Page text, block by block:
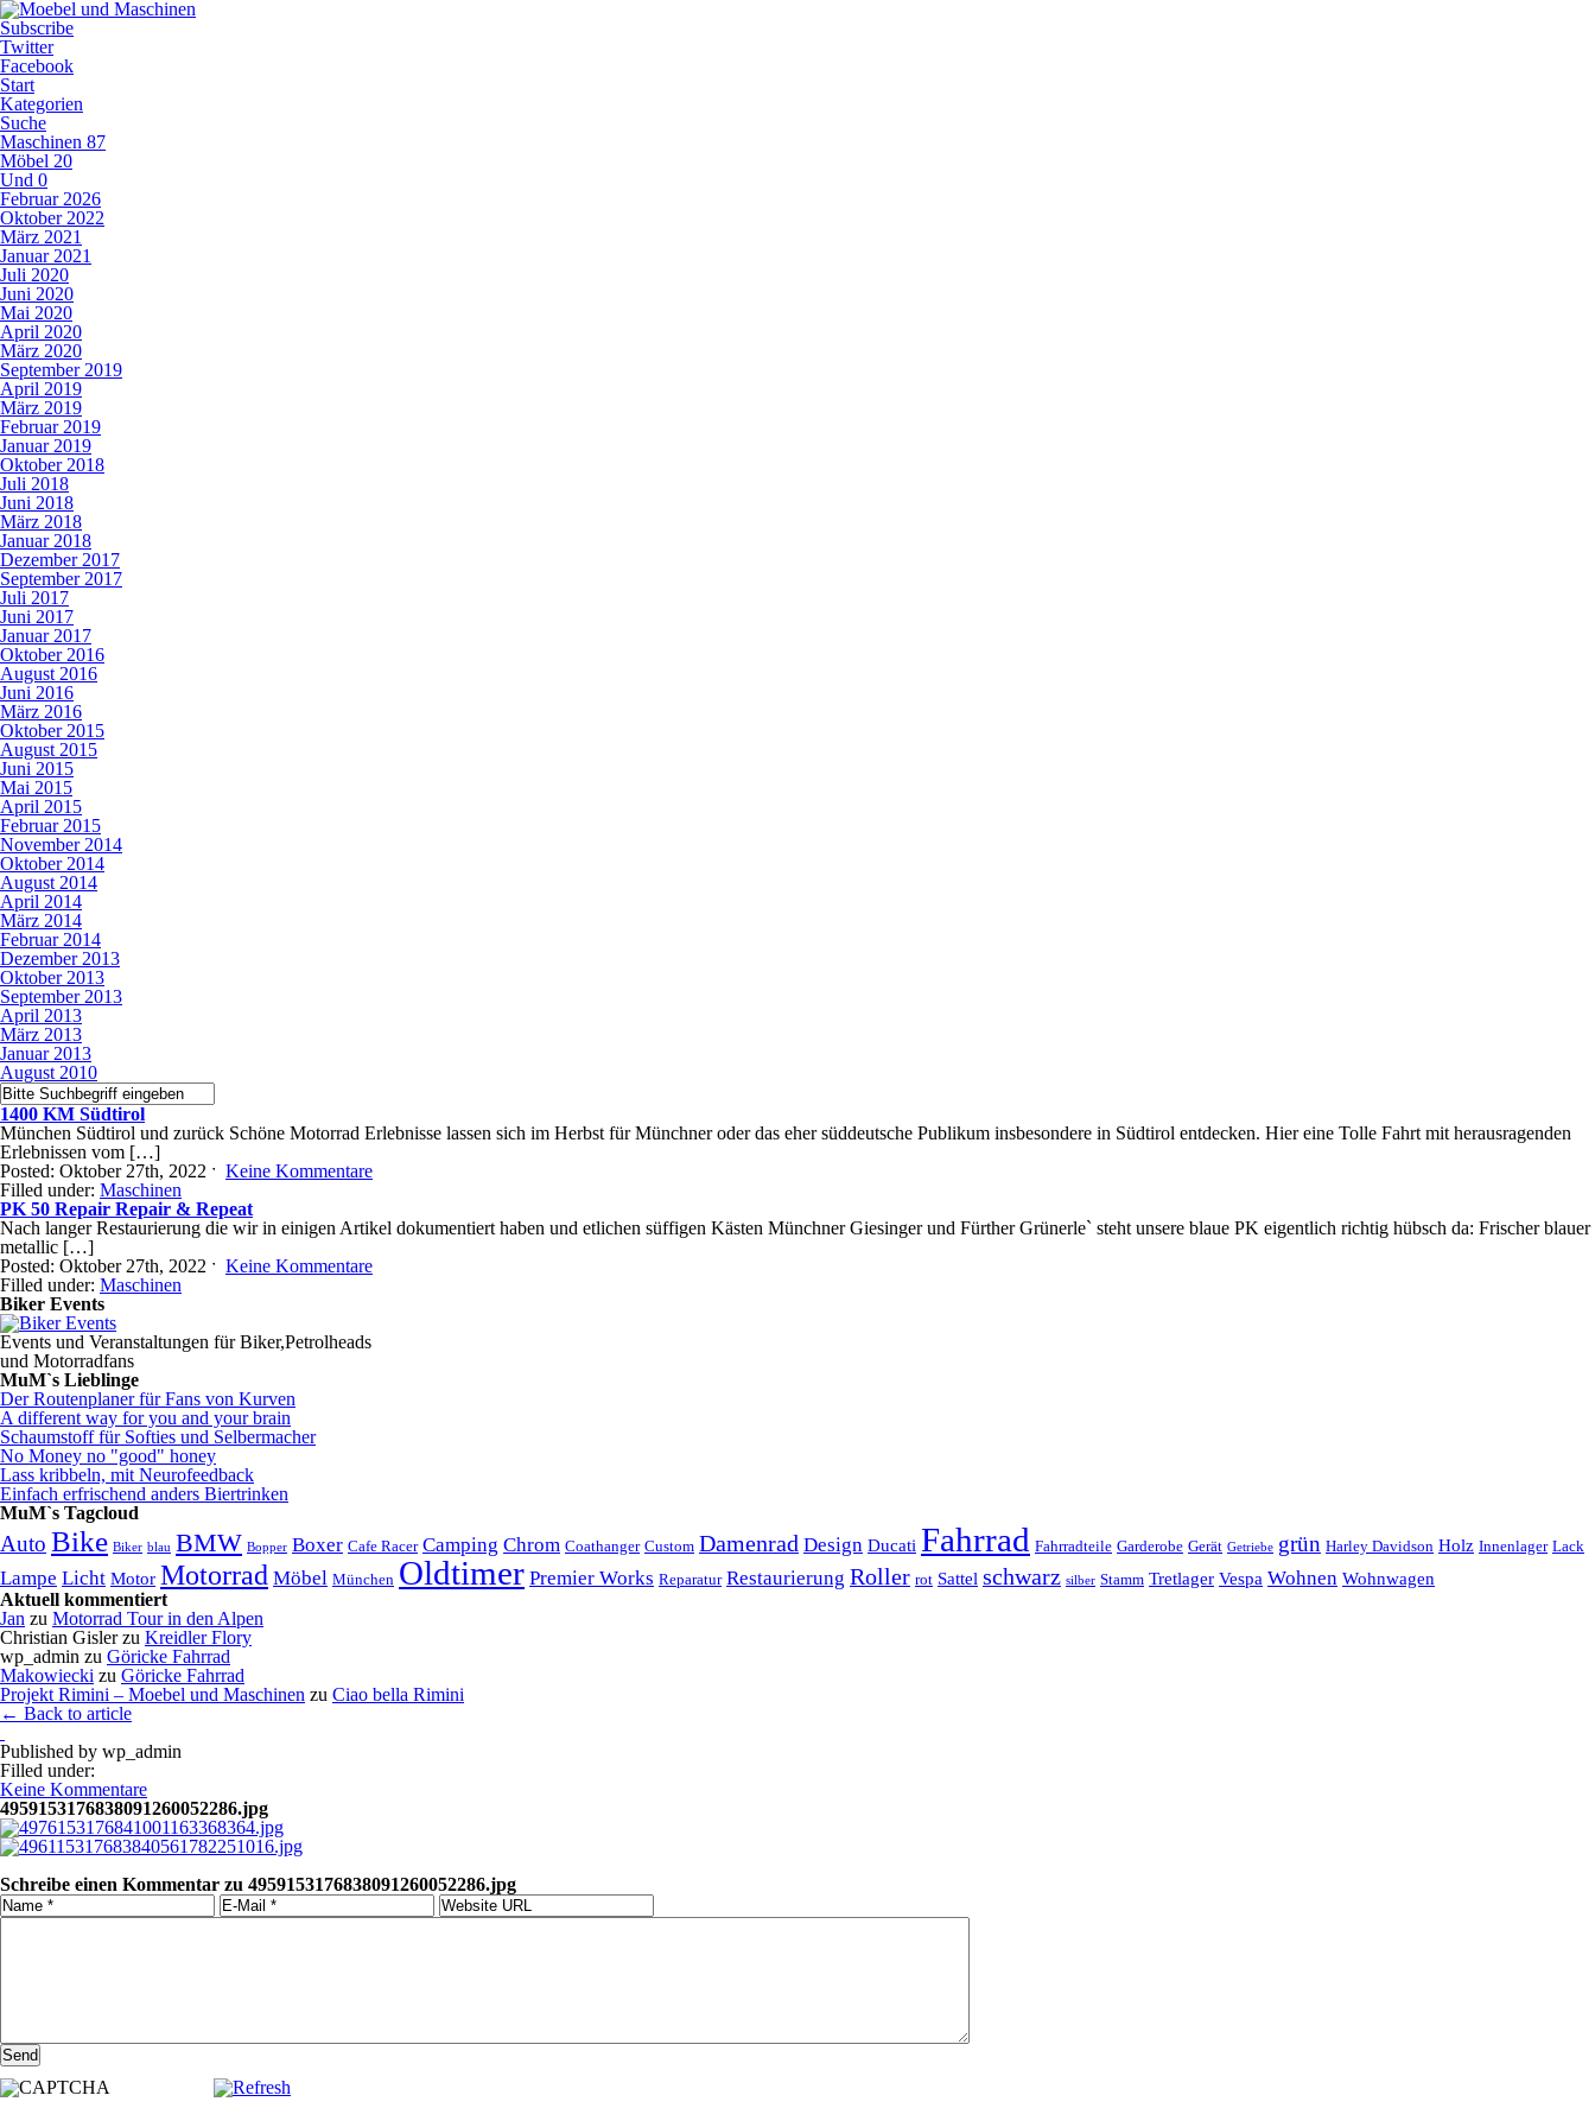
Subscribe
Twitter
Facebook
Start
Kategorien
Suche
Maschinen 87
Möbel 20
Und 0
Februar 2026
Oktober 2022
März 2021
Januar 2021
Juli 2020
Juni 2020
Mai 2020
April 2020
März 2020
September 2019
April 2019
März 2019
Februar 2019
Januar 2019
Oktober 2018
Juli 2018
Juni 2018
März 2018
Januar 2018
Dezember 2017
September 2017
Juli 2017
Juni 2017
Januar 2017
Oktober 2016
August 2016
Juni 2016
März 2016
Oktober 2015
August 2015
Juni 2015
Mai 2015
April 2015
Februar 2015
November 2014
Oktober 2014
August 2014
April 2014
März 2014
Februar 2014
Dezember 2013
Oktober 2013
September 2013
April 2013
März 2013
Januar 2013
August 2010
1400 KM Südtirol
München Südtirol und zurück Schöne Motorrad Erlebnisse lassen sich im Herbst für Münchner oder das eher süddeutsche Publikum insbesondere in Südtirol entdecken. Hier eine Tolle Fahrt mit herausragenden
Erlebnissen vom […]
Posted: Oktober 27th, 2022 ˑ Keine Kommentare
Filled under: Maschinen
PK 50 Repair Repair & Repeat
Nach langer Restaurierung die wir in einigen Artikel dokumentiert haben und etlichen süffigen Kästen Münchner Giesinger und Fürther Grünerle` steht unsere blaue PK eigentlich richtig hübsch da: Frischer blauer
metallic […]
Posted: Oktober 27th, 2022 ˑ Keine Kommentare
Filled under: Maschinen
Biker Events
Events und Veranstaltungen für Biker,Petrolheads
und Motorradfans
MuM`s Lieblinge
Der Routenplaner für Fans von Kurven
A different way for you and your brain
Schaumstoff für Softies und Selbermacher
No Money no "good" honey
Lass kribbeln, mit Neurofeedback
Einfach erfrischend anders Biertrinken
MuM`s Tagcloud
Auto Bike Biker blau BMW Bopper Boxer Cafe Racer Camping Chrom Coathanger Custom Damenrad Design Ducati Fahrrad Fahrradteile Garderobe Gerät Getriebe grün Harley Davidson Holz Innenlager Lack
Lampe Licht Motor Motorrad Möbel München Oldtimer Premier Works Reparatur Restaurierung Roller rot Sattel schwarz silber Stamm Tretlager Vespa Wohnen Wohnwagen
Aktuell kommentiert
Jan zu Motorrad Tour in den Alpen
Christian Gislerzu Kreidler Flory
wp_admin zu Göricke Fahrrad
Makowiecki zu Göricke Fahrrad
Projekt Rimini – Moebel und Maschinen zu Ciao bella Rimini
← Back to article
Published by wp_admin
Filled under:
Keine Kommentare
4959153176838091260052286.jpg
Schreibe einen Kommentar zu 4959153176838091260052286.jpg